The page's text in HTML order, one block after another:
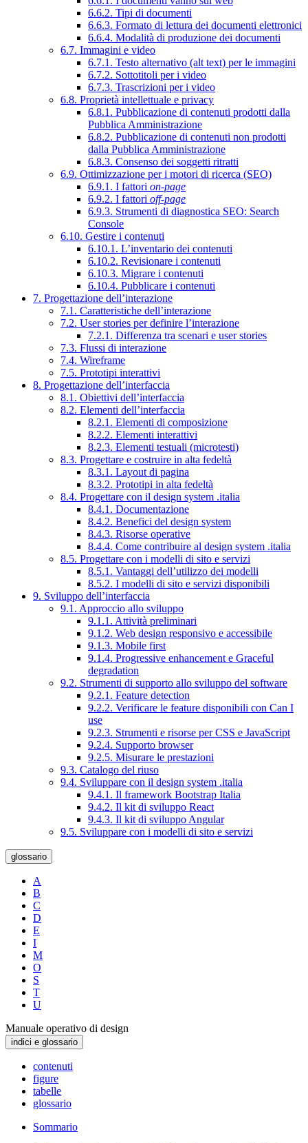
6.6.2. Tipi di documenti
6.6.3. Formato di lettura dei documenti elettronici
6.6.4. Modalità di produzione dei documenti
6.7. Immagini e video
6.7.1. Testo alternativo (alt text) per le immagini
6.7.2. Sottotitoli per i video
6.7.3. Trascrizioni per i video
6.8. Proprietà intellettuale e privacy
6.8.1. Pubblicazione di contenuti prodotti dalla
Pubblica Amministrazione
6.8.2. Pubblicazione di contenuti non prodotti
dalla Pubblica Amministrazione
6.8.3. Consenso dei soggetti ritratti
6.9. Ottimizzazione per i motori di ricerca (SEO)
6.9.1. I fattori on-page
6.9.2. I fattori off-page
6.9.3. Strumenti di diagnostica SEO: Search
Console
6.10. Gestire i contenuti
6.10.1. L’inventario dei contenuti
6.10.2. Revisionare i contenuti
6.10.3. Migrare i contenuti
6.10.4. Pubblicare i contenuti
7. Progettazione dell’interazione
7.1. Caratteristiche dell’interazione
7.2. User stories per definire l’interazione
7.2.1. Differenza tra scenari e user stories
7.3. Flussi di interazione
7.4. Wireframe
7.5. Prototipi interattivi
8. Progettazione dell’interfaccia
8.1. Obiettivi dell’interfaccia
8.2. Elementi dell’interfaccia
8.2.1. Elementi di composizione
8.2.2. Elementi interattivi
8.2.3. Elementi testuali (microtesti)
8.3. Progettare e costruire in alta fedeltà
8.3.1. Layout di pagina
8.3.2. Prototipi in alta fedeltà
8.4. Progettare con il design system .italia
8.4.1. Documentazione
8.4.2. Benefici del design system
8.4.3. Risorse operative
8.4.4. Come contribuire al design system .italia
8.5. Progettare con i modelli di sito e servizi
8.5.1. Vantaggi dell’utilizzo dei modelli
8.5.2. I modelli di sito e servizi disponibili
9. Sviluppo dell’interfaccia
9.1. Approccio allo sviluppo
9.1.1. Attività preliminari
9.1.2. Web design responsivo e accessibile
9.1.3. Mobile first
9.1.4. Progressive enhancement e Graceful
degradation
9.2. Strumenti di supporto allo sviluppo del software
9.2.1. Feature detection
9.2.2. Verificare le feature disponibili con Can I
use
9.2.3. Strumenti e risorse per CSS e JavaScript
9.2.4. Supporto browser
9.2.5. Misurare le prestazioni
9.3. Catalogo del riuso
9.4. Sviluppare con il design system .italia
9.4.1. Il framework Bootstrap Italia
9.4.2. Il kit di sviluppo React
9.4.3. Il kit di sviluppo Angular
9.5. Sviluppare con i modelli di sito e servizi
glossario
A
B
C
D
E
I
M
O
S
T
U
Manuale operativo di design
indici e glossario
contenuti
figure
tabelle
glossario
Sommario